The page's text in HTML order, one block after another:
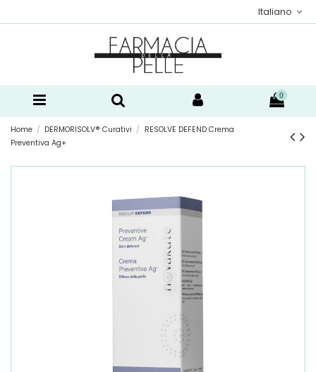
Italiano
0
Home DERMORISOLV® Curativi
RESOLVE DEFEND Crema
Preventiva Ag+